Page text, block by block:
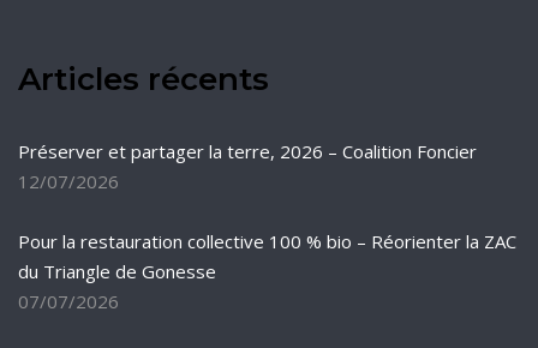
Articles récents
Préserver et partager la terre, 2026 – Coalition Foncier
12/07/2026
Pour la restauration collective 100 % bio – Réorienter la ZAC
du Triangle de Gonesse
07/07/2026